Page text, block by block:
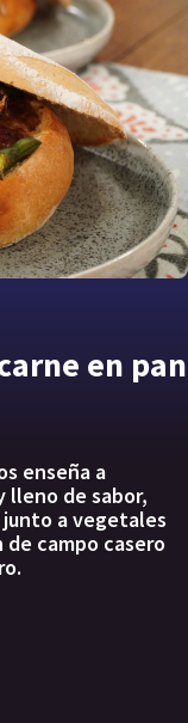
en pan
enseña a
lleno de sabor,
a vegetales
campo casero